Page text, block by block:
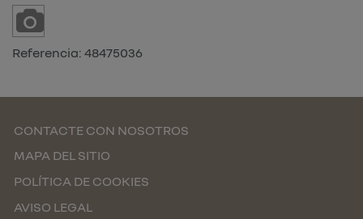
Referencia: 48475036
CONTACTE CON NOSOTROS
MAPA DEL SITIO
POLÍTICA DE COOKIES
AVISO LEGAL